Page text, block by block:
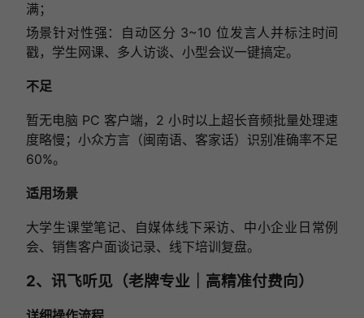
满；
场景针对性强：自动区分 3~10 位发言人并标注时间
戳，学生网课、多人访谈、小型会议一键搞定。
不足
暂无电脑 PC 客户端，2 小时以上超长音频批量处理速
度略慢；小众方言（闽南语、客家话）识别准确率不足
60%。
适用场景
大学生课堂笔记、自媒体线下采访、中小企业日常例
会、销售客户面谈记录、线下培训复盘。
2、讯飞听见（老牌专业｜高精准付费向）